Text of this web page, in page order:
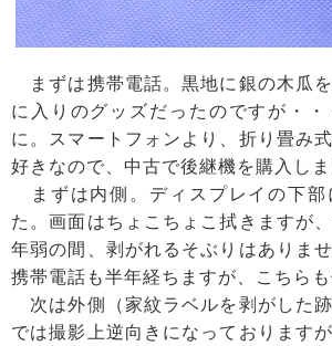
まずは携帯電話。黒地に銀の木瓜
に入りのグッズだったのですが・
に。スマートフォンより、折り畳み
好きなので、中古で後継機を購入しま
まずは内側。ディスプレイの下部
た。画面はちょこちょこ拭きますが
年弱の間、剥がれるそぶりはありま
携帯電話も半年経ちますが、こちらも
次は外側（家紋ラベルを剥がした
では撮影上逆向きになっております